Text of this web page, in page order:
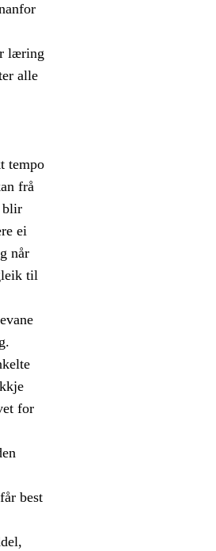
læring
alle
tempo
frå
blir
ei
når
til
for
best